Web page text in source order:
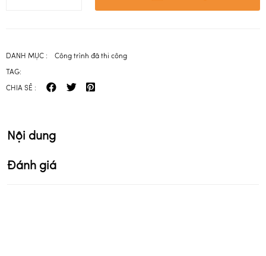
DANH MỤC : Công trình đã thi công
TAG:
CHIA SẺ :
Nội dung
Đánh giá